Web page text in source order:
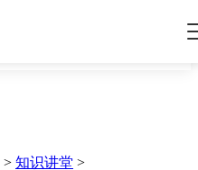
> 知识讲堂 >